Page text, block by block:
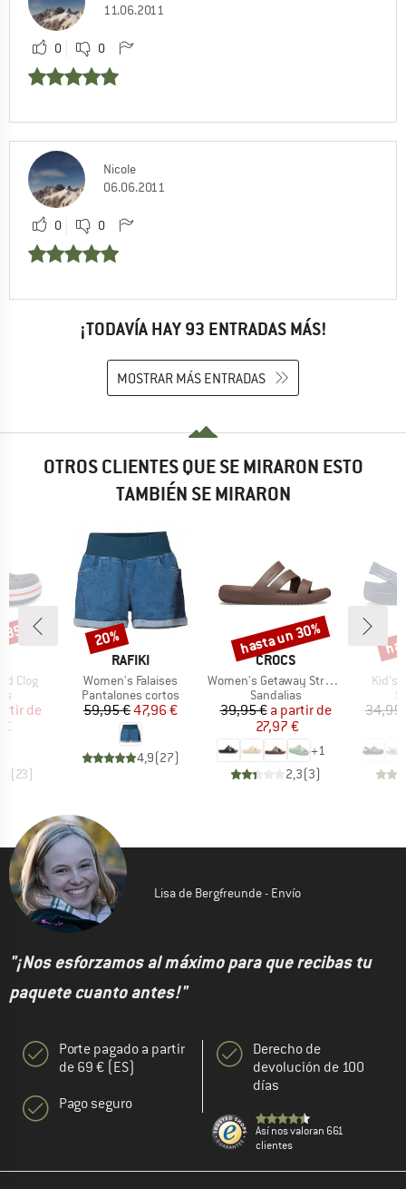
11.06.2011
0 0
Nicole
06.06.2011
0 0
¡TODAVÍA HAY 93 ENTRADAS MÁS!
MOSTRAR MÁS ENTRADAS
OTROS CLIENTES QUE SE MIRARON ESTO
TAMBIÉN SE MIRARON
Clog
reducido
de
(23)
MARCA
RAFIKI
Artículo
Women's Falaises
Product group
Pantalones cortos
Precio
59,95 €Precio reducido
47,96 €
4,9(27)
Descuento
20%
MARCA
CROCS
Artículo
Women's Getaway Strappy
Product group
Sandalias
Precio
39,95 € Precio reducido
a partir de
27,97 €
+1
2,3(3)
Descuento
hasta un 30%
Kid's
34,95
Lisa de Bergfreunde - Envío
"¡Nos esforzamos al máximo para que recibas tu
paquete cuanto antes!"
Porte pagado a partir
de 69 € (ES)
Pago seguro
Derecho de
devolución de 100
días
Así nos valoran 661
clientes